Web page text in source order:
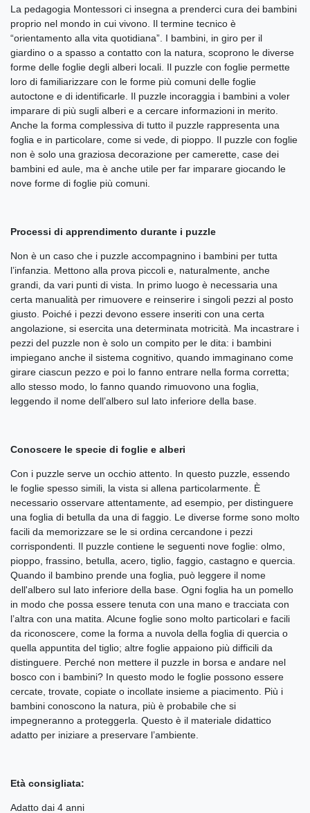
La pedagogia Montessori ci insegna a prenderci cura dei bambini
proprio nel mondo in cui vivono. Il termine tecnico è
“orientamento alla vita quotidiana”. I bambini, in giro per il
giardino o a spasso a contatto con la natura, scoprono le diverse
forme delle foglie degli alberi locali. Il puzzle con foglie permette
loro di familiarizzare con le forme più comuni delle foglie
autoctone e di identificarle. Il puzzle incoraggia i bambini a voler
imparare di più sugli alberi e a cercare informazioni in merito.
Anche la forma complessiva di tutto il puzzle rappresenta una
foglia e in particolare, come si vede, di pioppo. Il puzzle con foglie
non è solo una graziosa decorazione per camerette, case dei
bambini ed aule, ma è anche utile per far imparare giocando le
nove forme di foglie più comuni.
Processi di apprendimento durante i puzzle
Non è un caso che i puzzle accompagnino i bambini per tutta
l’infanzia. Mettono alla prova piccoli e, naturalmente, anche
grandi, da vari punti di vista. In primo luogo è necessaria una
certa manualità per rimuovere e reinserire i singoli pezzi al posto
giusto. Poiché i pezzi devono essere inseriti con una certa
angolazione, si esercita una determinata motricità. Ma incastrare i
pezzi del puzzle non è solo un compito per le dita: i bambini
impiegano anche il sistema cognitivo, quando immaginano come
girare ciascun pezzo e poi lo fanno entrare nella forma corretta;
allo stesso modo, lo fanno quando rimuovono una foglia,
leggendo il nome dell’albero sul lato inferiore della base.
Conoscere le specie di foglie e alberi
Con i puzzle serve un occhio attento. In questo puzzle, essendo
le foglie spesso simili, la vista si allena particolarmente. È
necessario osservare attentamente, ad esempio, per distinguere
una foglia di betulla da una di faggio. Le diverse forme sono molto
facili da memorizzare se le si ordina cercandone i pezzi
corrispondenti. Il puzzle contiene le seguenti nove foglie: olmo,
pioppo, frassino, betulla, acero, tiglio, faggio, castagno e quercia.
Quando il bambino prende una foglia, può leggere il nome
dell'albero sul lato inferiore della base. Ogni foglia ha un pomello
in modo che possa essere tenuta con una mano e tracciata con
l’altra con una matita. Alcune foglie sono molto particolari e facili
da riconoscere, come la forma a nuvola della foglia di quercia o
quella appuntita del tiglio; altre foglie appaiono più difficili da
distinguere. Perché non mettere il puzzle in borsa e andare nel
bosco con i bambini? In questo modo le foglie possono essere
cercate, trovate, copiate o incollate insieme a piacimento. Più i
bambini conoscono la natura, più è probabile che si
impegneranno a proteggerla. Questo è il materiale didattico
adatto per iniziare a preservare l’ambiente.
Età consigliata:
Adatto dai 4 anni